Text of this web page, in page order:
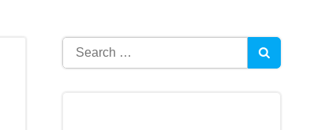
Search
for: